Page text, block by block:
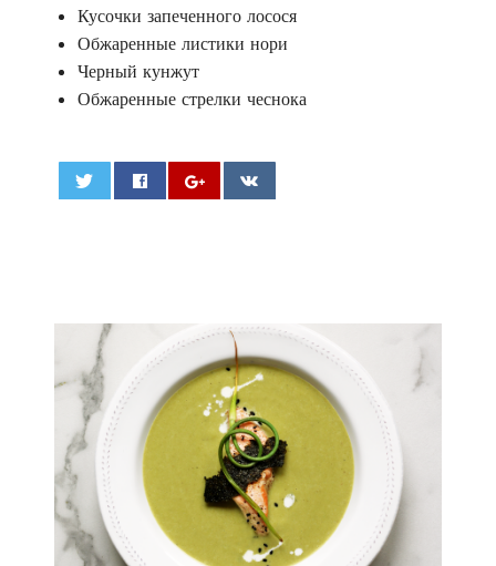
Кусочки запеченного лосося
Обжаренные листики нори
Черный кунжут
Обжаренные стрелки чеснока